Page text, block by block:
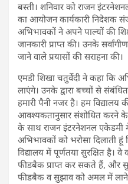
बस्ती। शनिवार को राजन
का आयोजन कार्यकारी निदेशक
अभिभावकों ने अपने पाल्यों की
जानकारी प्राप्त की। उनके
जाने वाले प्रयासों की सराहना की।
एमडी शिखा चतुर्वेदी ने कहा कि
लाएंगे। उनके द्वारा बच्चों से
हमारी पैनी नजर है। हम विद्यालय
आवश्यकतानुसार संशोधित करने के
के साथ राजन इंटरनेशनल एकेडमी में
अभिभावकों को भरोसा दिलाती
विद्यालय में पूर्णतया सुरक्षित
फीडबैक प्राप्त कर सकते हैं, और
फीडबैक व सुझाव को अमल में